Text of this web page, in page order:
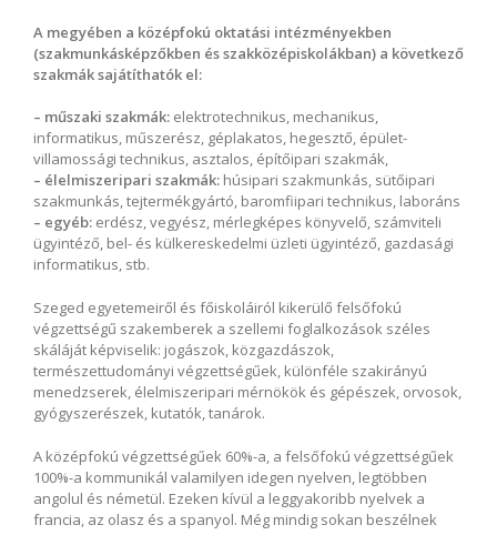
A megyében a középfokú oktatási intézményekben
(szakmunkásképzőkben és szakközépiskolákban) a következő
szakmák sajátíthatók el:
– műszaki szakmák: elektrotechnikus, mechanikus,
informatikus, műszerész, géplakatos, hegesztő, épület-
villamossági technikus, asztalos, építőipari szakmák,
– élelmiszeripari szakmák: húsipari szakmunkás, sütőipari
szakmunkás, tejtermékgyártó, baromfiipari technikus, laboráns
– egyéb: erdész, vegyész, mérlegképes könyvelő, számviteli
ügyintéző, bel- és külkereskedelmi üzleti ügyintéző, gazdasági
informatikus, stb.
Szeged egyetemeiről és főiskoláiról kikerülő felsőfokú
végzettségű szakemberek a szellemi foglalkozások széles
skáláját képviselik: jogászok, közgazdászok,
természettudományi végzettségűek, különféle szakirányú
menedzserek, élelmiszeripari mérnökök és gépészek, orvosok,
gyógyszerészek, kutatók, tanárok.
A középfokú végzettségűek 60%-a, a felsőfokú végzettségűek
100%-a kommunikál valamilyen idegen nyelven, legtöbben
angolul és németül. Ezeken kívül a leggyakoribb nyelvek a
francia, az olasz és a spanyol. Még mindig sokan beszélnek